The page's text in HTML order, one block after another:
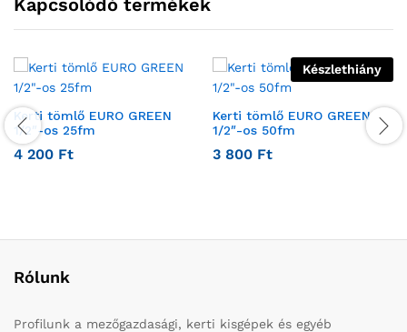
Kapcsolódó termékek
Kerti tömlő EURO GREEN
1/2″-os 25fm
4 200 Ft
Készlethiány
Kerti tömlő EURO GREEN
1/2″-os 50fm
3 800 Ft
Rólunk
Profilunk a mezőgazdasági, kerti kisgépek és egyéb